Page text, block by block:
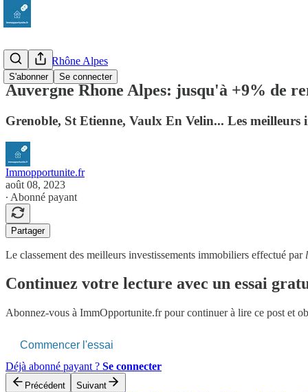
S'abonner Se connecter
Auvergne Rhône Alpes
Auvergne Rhone Alpes: jusqu'à +9% de
Grenoble, St Etienne, Vaulx En Velin... Les meilleurs
Immopportunite.fr
août 08, 2023
∙ Abonné payant
Partager
Le classement des meilleurs investissements immobiliers effectué par
Continuez votre lecture avec un essai
Abonnez-vous à ImmOpportunite.frpour continuer à lire ce post et
Commencer l'essai
Déjà abonné payant ? Se connecter
Précédent Suivant